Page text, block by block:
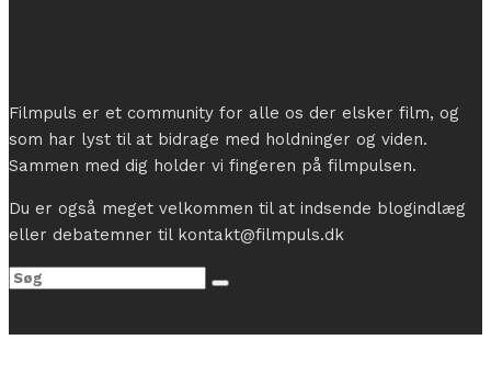
Filmpuls er et community for alle os der elsker film, og
som har lyst til at bidrage med holdninger og viden.
Sammen med dig holder vi fingeren på filmpulsen.
Du er også meget velkommen til at indsende blogindlæg
eller debatemner til kontakt@filmpuls.dk